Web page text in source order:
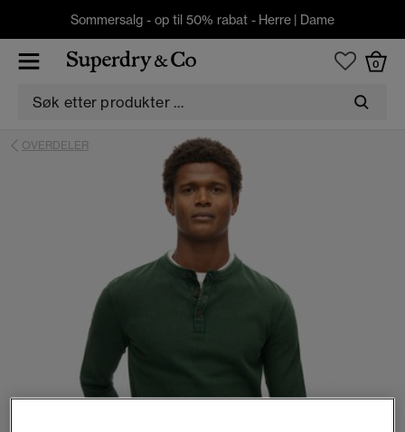
Sommersalg - op til 50% rabat - Herre | Dame
0
OVERDELER